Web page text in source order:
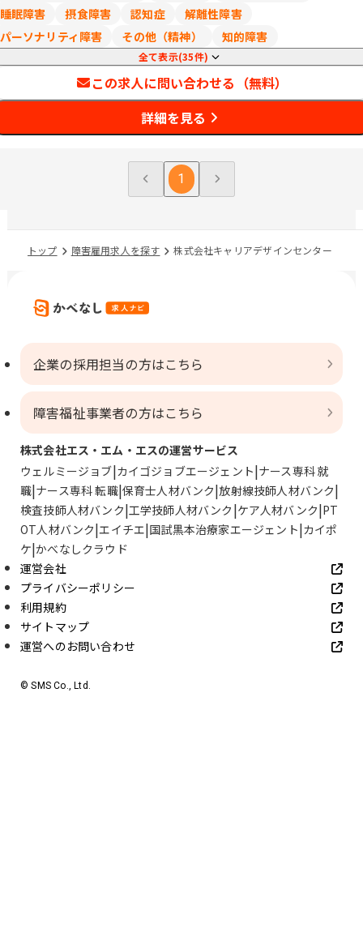
睡眠障害
摂食障害 認知症
解離性障害
パーソナリティ障害
その他（精神） 知的障害
全て表示(35件)
この求人に問い合わせる（無料）
詳細を見る
1
トップ 障害雇用求人を探す 株式会社キャリアデザインセンター
企業の採用担当の方はこちら
障害福祉事業者の方はこちら
株式会社エス・エム・エスの運営サービス
ウェルミージョブ カイゴジョブエージェント ナース専科 就
職 ナース専科 転職 保育士人材バンク 放射線技師人材バンク
検査技師人材バンク 工学技師人材バンク ケア人材バンク PT
OT人材バンク エイチエ 国試黒本治療家エージェント カイポ
ケ かべなしクラウド
運営会社
プライバシーポリシー
利用規約
サイトマップ
運営へのお問い合わせ
© SMS Co., Ltd.